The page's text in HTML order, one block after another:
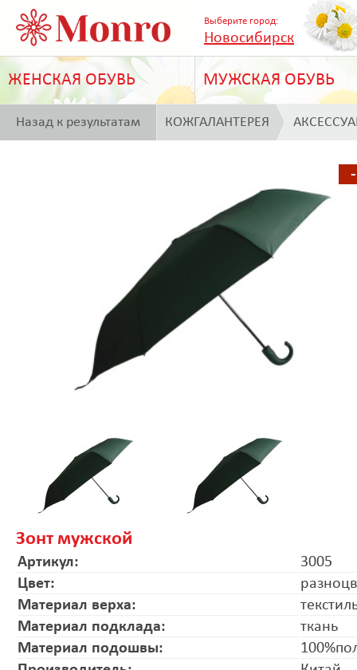
Выберите город:
Новосибирск
ЖЕНСКАЯ ОБУВЬ МУЖСКАЯ ОБУВЬ
Назад к результатам КОЖГАЛАНТЕРЕЯ
Зонт мужской
Артикул:
3005
Цвет:
Материал верха:
Материал подклада:
ткань
Материал подошвы: